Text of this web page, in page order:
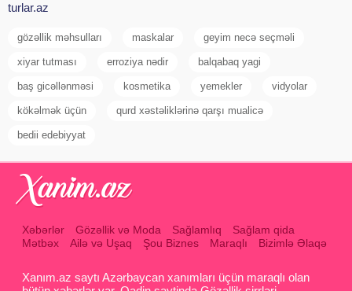
turlar.az
gözəllik məhsulları maskalar geyim necə seçməli
xiyar tutması erroziya nədir balqabaq yagi
baş gicəllənməsi kosmetika yemekler vidyolar
kökəlmək üçün qurd xəstəliklərinə qarşı mualicə
bedii edebiyyat
Xəbərlər Gözəllik və Moda Sağlamlıq
Sağlam qida
Mətbəx
Ailə və Uşaq Şou Biznes Maraqlı Bizimlə Əlaqə
Xanım.az saytı Azərbaycan xanımları üçün maraqlı olan